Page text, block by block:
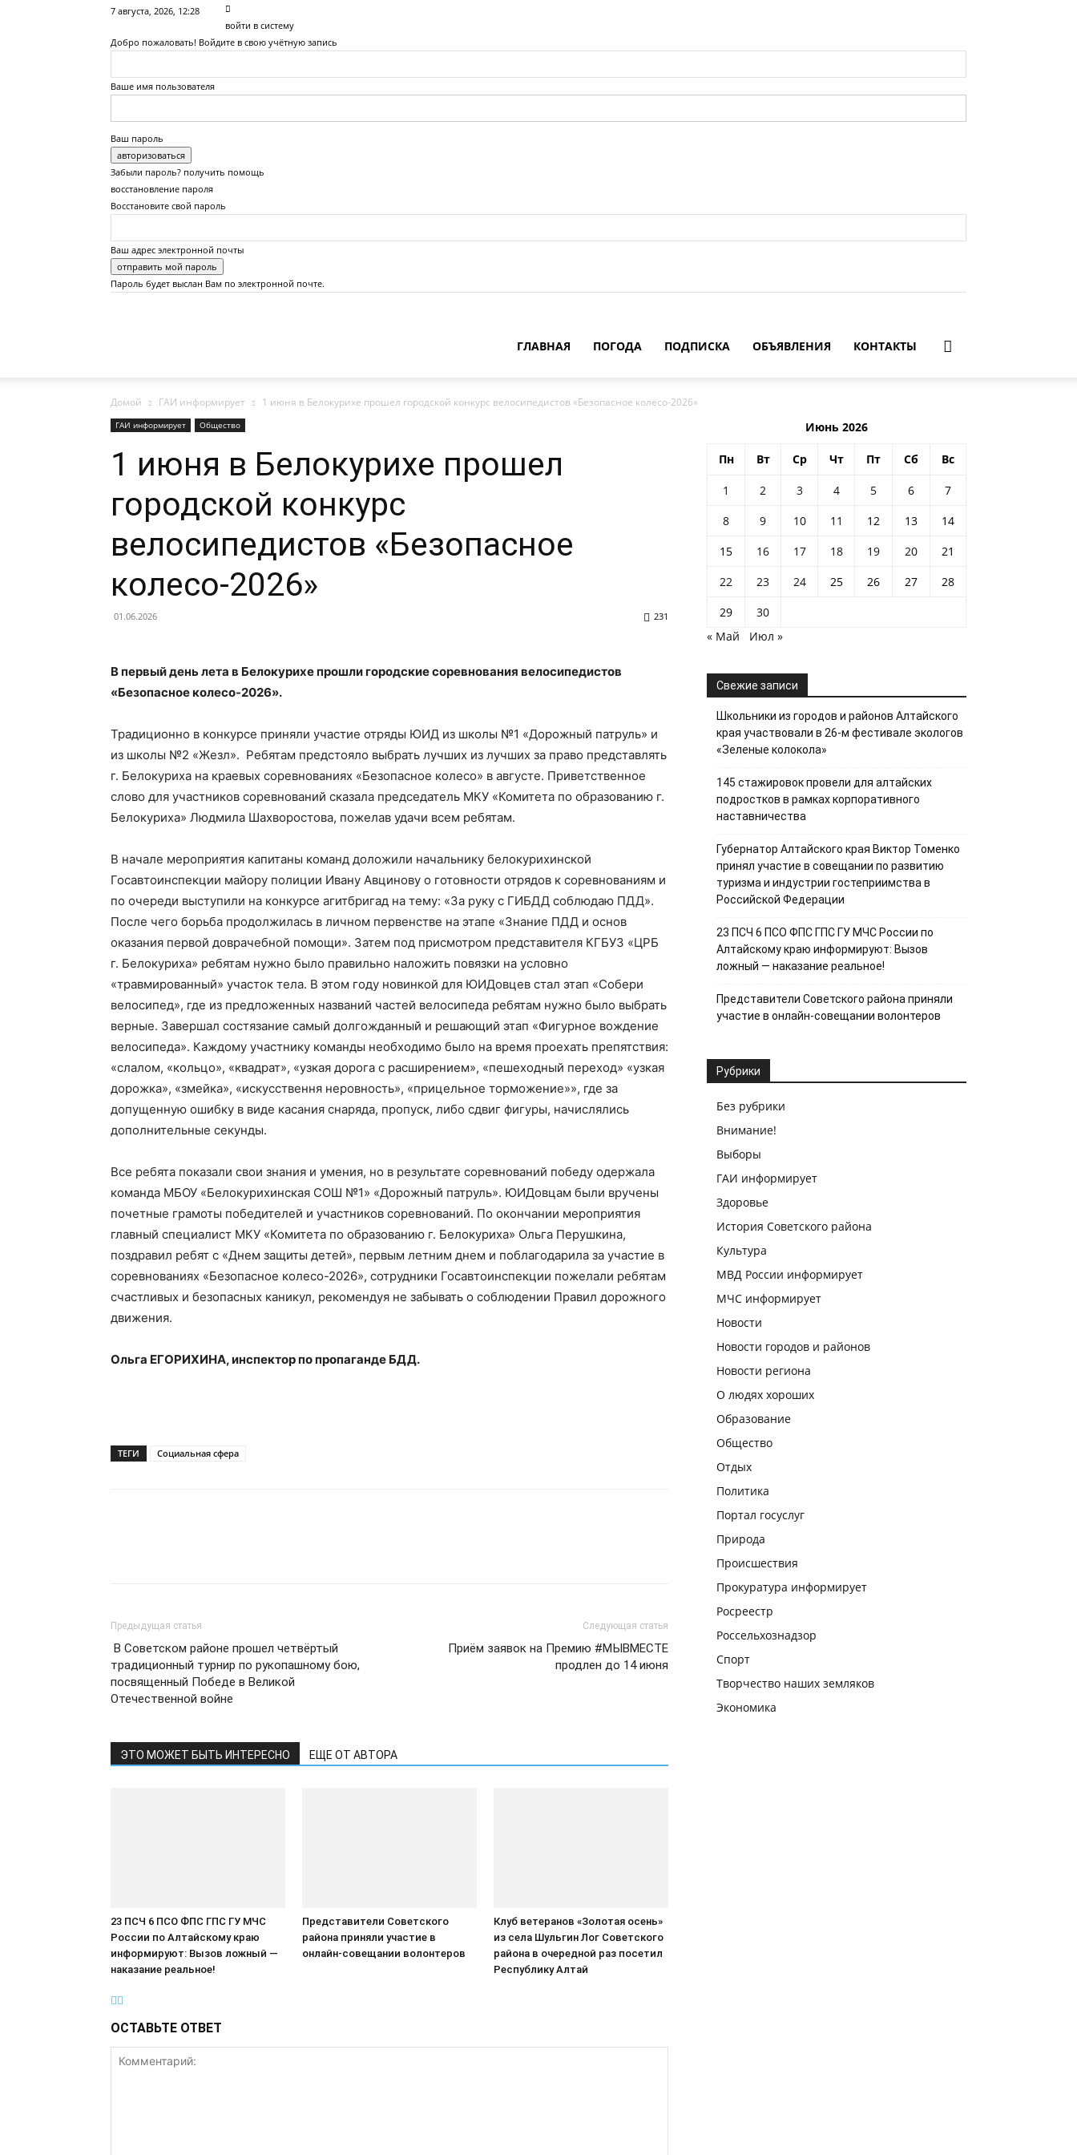
7 августа, 2026, 12:28
войти в систему
Добро пожаловать! Войдите в свою учётную запись
Ваше имя пользователя
Ваш пароль
Забыли пароль? получить помощь
восстановление пароля
Восстановите свой пароль
Ваш адрес электронной почты
Пароль будет выслан Вам по электронной почте.
газеты
«Районные
вести»
|
Советский
Алтайского
края
ГЛАВНАЯ ПОГОДА ПОДПИСКА ОБЪЯВЛЕНИЯ КОНТАКТЫ
Домой ГАИ информирует 1 июня в Белокурихе прошел городской конкурс велосипедистов «Безопасное колесо-2026»
ГАИ информирует Общество
1 июня в Белокурихе прошел
городской конкурс
велосипедистов «Безопасное
колесо-2026»
01.06.2026 231
В первый день лета в Белокурихе прошли городские соревнования велосипедистов
«Безопасное колесо-2026».
Традиционно в конкурсе приняли участие отряды ЮИД из школы №1 «Дорожный патруль» и
из школы №2 «Жезл». Ребятам предстояло выбрать лучших из лучших за право представлять
г. Белокуриха на краевых соревнованиях «Безопасное колесо» в августе. Приветственное
слово для участников соревнований сказала председатель МКУ «Комитета по образованию г.
Белокуриха» Людмила Шахворостова, пожелав удачи всем ребятам.
В начале мероприятия капитаны команд доложили начальнику белокурихинской
Госавтоинспекции майору полиции Ивану Авцинову о готовности отрядов к соревнованиям и
по очереди выступили на конкурсе агитбригад на тему: «За руку с ГИБДД соблюдаю ПДД».
После чего борьба продолжилась в личном первенстве на этапе «Знание ПДД и основ
оказания первой доврачебной помощи». Затем под присмотром представителя КГБУЗ «ЦРБ
г. Белокуриха» ребятам нужно было правильно наложить повязки на условно
«травмированный» участок тела. В этом году новинкой для ЮИДовцев стал этап «Собери
велосипед», где из предложенных названий частей велосипеда ребятам нужно было выбрать
верные. Завершал состязание самый долгожданный и решающий этап «Фигурное вождение
велосипеда». Каждому участнику команды необходимо было на время проехать препятствия:
«слалом, «кольцо», «квадрат», «узкая дорога с расширением», «пешеходный переход» «узкая
дорожка», «змейка», «искусствення неровность», «прицельное торможение»», где за
допущенную ошибку в виде касания снаряда, пропуск, либо сдвиг фигуры, начислялись
дополнительные секунды.
Все ребята показали свои знания и умения, но в результате соревнований победу одержала
команда МБОУ «Белокурихинская СОШ №1» «Дорожный патруль». ЮИДовцам были вручены
почетные грамоты победителей и участников соревнований. По окончании мероприятия
главный специалист МКУ «Комитета по образованию г. Белокуриха» Ольга Перушкина,
поздравил ребят с «Днем защиты детей», первым летним днем и поблагодарила за участие в
соревнованиях «Безопасное колесо-2026», сотрудники Госавтоинспекции пожелали ребятам
счастливых и безопасных каникул, рекомендуя не забывать о соблюдении Правил дорожного
движения.
Ольга ЕГОРИХИНА, инспектор по пропаганде БДД.
ТЕГИ Социальная сфера
Предыдущая статья
В Советском районе прошел четвёртый
традиционный турнир по рукопашному бою,
посвященный Победе в Великой
Отечественной войне
Следующая статья
Приём заявок на Премию #МЫВМЕСТЕ
продлен до 14 июня
ЭТО МОЖЕТ БЫТЬ ИНТЕРЕСНО ЕЩЕ ОТ АВТОРА
23 ПСЧ 6 ПСО ФПС ГПС ГУ МЧС
России по Алтайскому краю
информируют: Вызов ложный —
наказание реальное!
Представители Советского
района приняли участие в
онлайн-совещании волонтеров
Клуб ветеранов «Золотая осень»
из села Шульгин Лог Советского
района в очередной раз посетил
Республику Алтай
ОСТАВЬТЕ ОТВЕТ
Июнь 2026
Пн Вт Ср Чт Пт Сб Вс
1 2 3 4 5 6
7
8
9 10 11 12 13
14
15
16 17 18 19 20
21
22
23 24 25 26 27
28
29
30
« Май
Июл »
Свежие записи
Школьники из городов и районов Алтайского
края участвовали в 26-м фестивале экологов
«Зеленые колокола»
145 стажировок провели для алтайских
подростков в рамках корпоративного
наставничества
Губернатор Алтайского края Виктор Томенко
принял участие в совещании по развитию
туризма и индустрии гостеприимства в
Российской Федерации
23 ПСЧ 6 ПСО ФПС ГПС ГУ МЧС России по
Алтайскому краю информируют: Вызов
ложный — наказание реальное!
Представители Советского района приняли
участие в онлайн-совещании волонтеров
Рубрики
Без рубрики
Внимание!
Выборы
ГАИ информирует
Здоровье
История Советского района
Культура
МВД России информирует
МЧС информирует
Новости
Новости городов и районов
Новости региона
О людях хороших
Образование
Общество
Отдых
Политика
Портал госуслуг
Природа
Происшествия
Прокуратура информирует
Росреестр
Россельхознадзор
Спорт
Творчество наших земляков
Экономика